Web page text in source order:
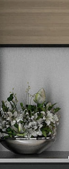
Sada je pravi
Bez obzira na
asortimana su
aparata. Čekaju
lakšem i
I nema više trke
tvoju kućnu
Tehnomedia
O nama
Naše